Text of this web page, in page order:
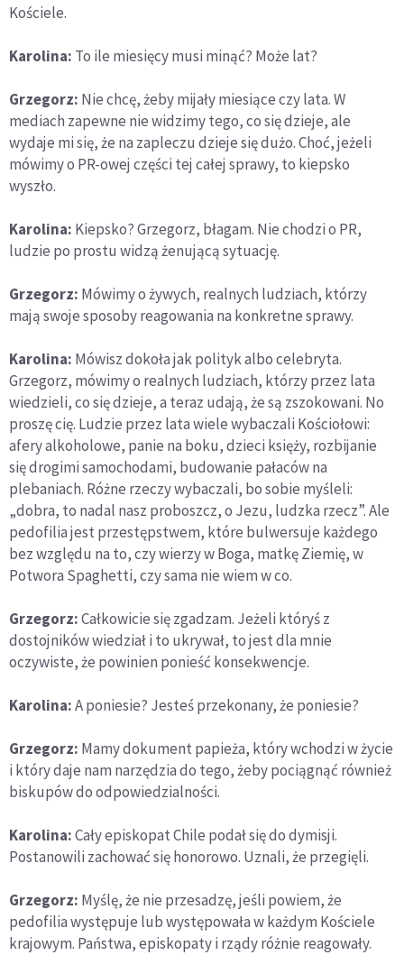
Kościele.
Karolina: To ile miesięcy musi minąć? Może lat?
Grzegorz: Nie chcę, żeby mijały miesiące czy lata. W
mediach zapewne nie widzimy tego, co się dzieje, ale
wydaje mi się, że na zapleczu dzieje się dużo. Choć, jeżeli
mówimy o PR-owej części tej całej sprawy, to kiepsko
wyszło.
Karolina: Kiepsko? Grzegorz, błagam. Nie chodzi o PR,
ludzie po prostu widzą żenującą sytuację.
Grzegorz: Mówimy o żywych, realnych ludziach, którzy
mają swoje sposoby reagowania na konkretne sprawy.
Karolina: Mówisz dokoła jak polityk albo celebryta.
Grzegorz, mówimy o realnych ludziach, którzy przez lata
wiedzieli, co się dzieje, a teraz udają, że są zszokowani. No
proszę cię. Ludzie przez lata wiele wybaczali Kościołowi:
afery alkoholowe, panie na boku, dzieci księży, rozbijanie
się drogimi samochodami, budowanie pałaców na
plebaniach. Różne rzeczy wybaczali, bo sobie myśleli:
„dobra, to nadal nasz proboszcz, o Jezu, ludzka rzecz”. Ale
pedofilia jest przestępstwem, które bulwersuje każdego
bez względu na to, czy wierzy w Boga, matkę Ziemię, w
Potwora Spaghetti, czy sama nie wiem w co.
Grzegorz:Całkowicie się zgadzam. Jeżeli któryś z
dostojników wiedział i to ukrywał, to jest dla mnie
oczywiste, że powinien ponieść konsekwencje.
Karolina:A poniesie? Jesteś przekonany, że poniesie?
Grzegorz: Mamy dokument papieża, który wchodzi w życie
i który daje nam narzędzia do tego, żeby pociągnąć również
biskupów do odpowiedzialności.
Karolina:Cały episkopat Chile podał się do dymisji.
Postanowili zachować się honorowo. Uznali, że przegięli.
Grzegorz: Myślę, że nie przesadzę, jeśli powiem, że
pedofilia występuje lub występowała w każdym Kościele
krajowym. Państwa, episkopaty i rządy różnie reagowały.